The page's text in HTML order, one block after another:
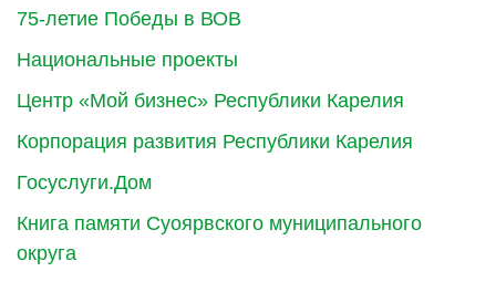
75-летие Победы в ВОВ
Национальные проекты
Центр «Мой бизнес» Республики Карелия
Корпорация развития Республики Карелия
Госуслуги.Дом
Книга памяти Суоярвского муниципального
округа